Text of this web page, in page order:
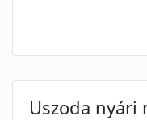
Uszoda nyári